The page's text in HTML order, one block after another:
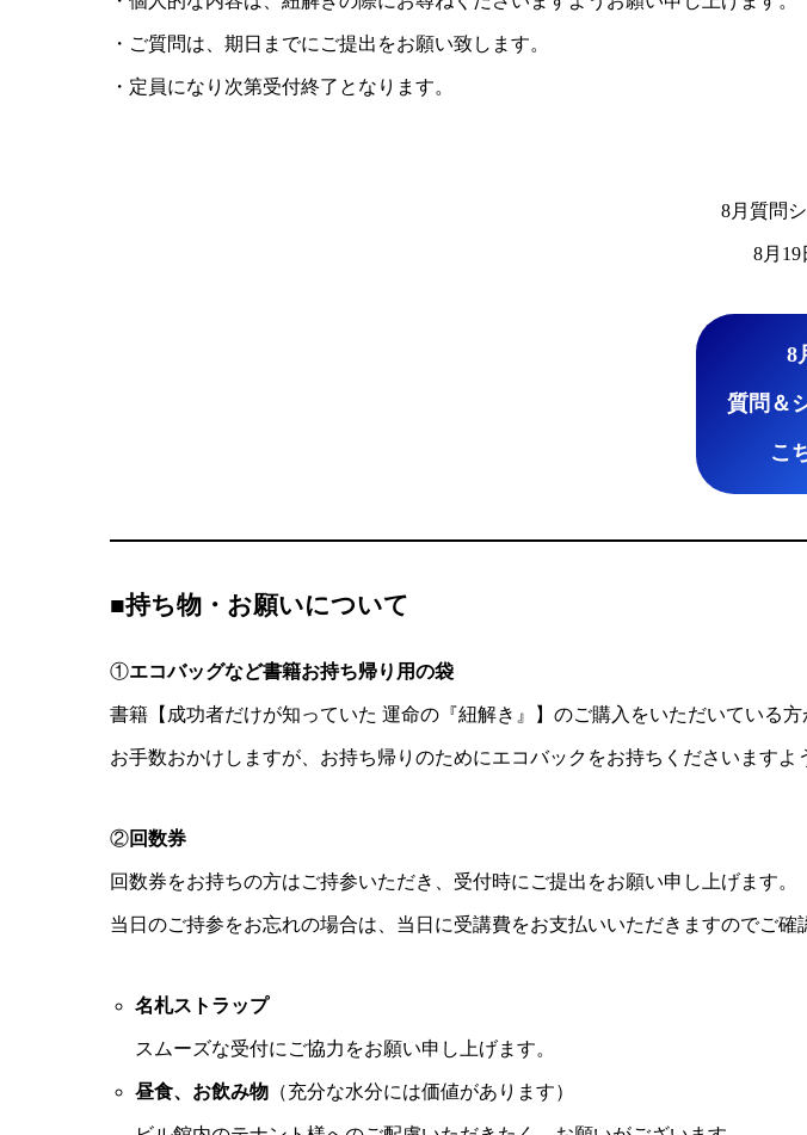
・ご質問は、期日までにご提出をお願い致します。
・定員になり次第受付終了となります。
8月質問
8月19
8
質問＆
こ
■持ち物・お願いについて
①エコバッグなど書籍お持ち帰り用の袋
書籍【成功者だけが知っていた 運命の『紐解き』】のご購入をいただいている方
お手数おかけしますが、お持ち帰りのためにエコバックをお持ちくださいますよ
②回数券
回数券をお持ちの方はご持参いただき、受付時にご提出をお願い申し上げます。
当日のご持参をお忘れの場合は、当日に受講費をお支払いいただきますのでご確
名札ストラップ
スムーズな受付にご協力をお願い申し上げます。
昼食、お飲み物（充分な水分には価値があります）